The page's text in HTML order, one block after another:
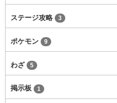
ステージ攻略 3
ポケモン 9
わざ 5
掲示板 1